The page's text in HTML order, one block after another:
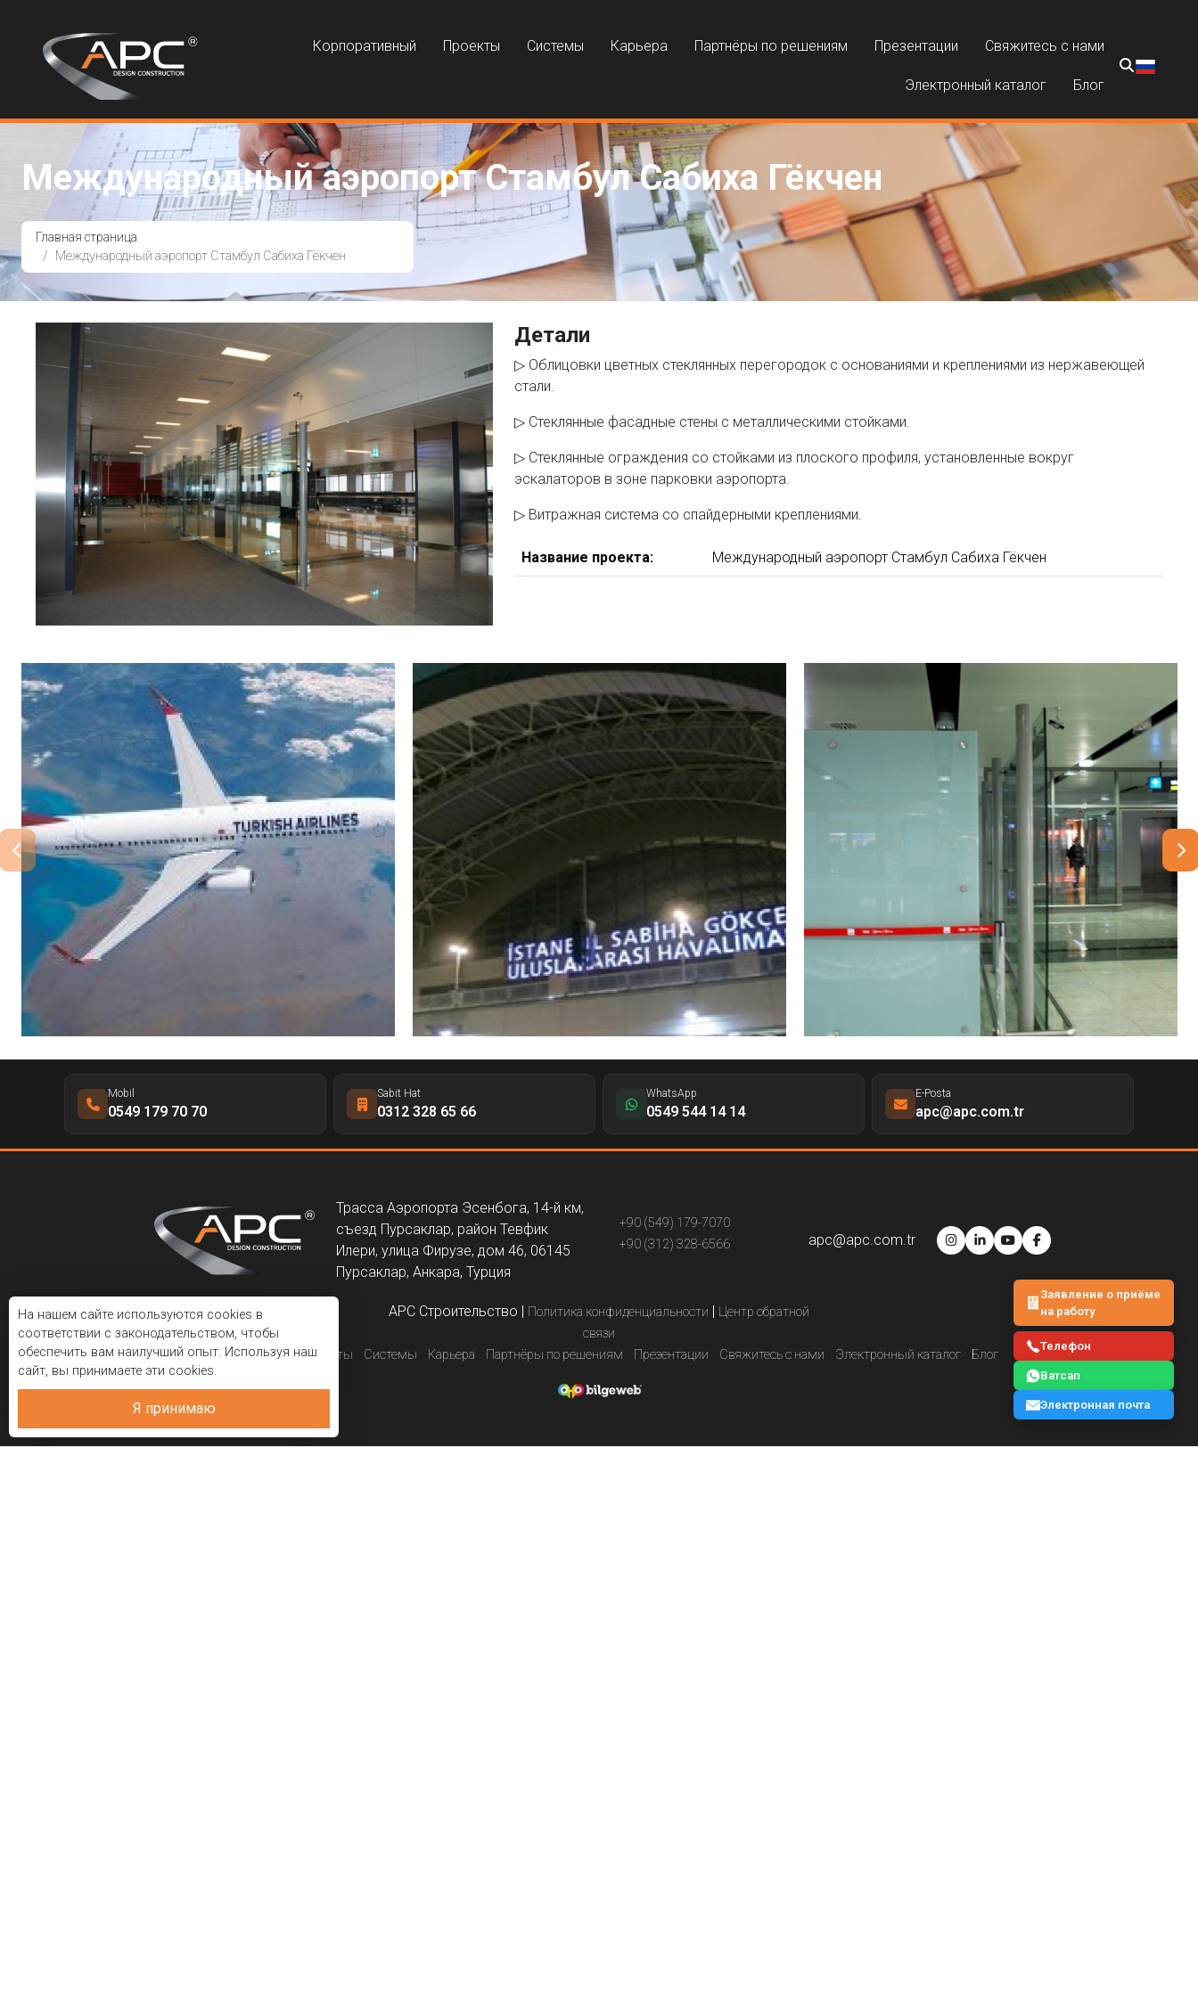
Корпоративный Проекты Системы Карьера Партнёры по решениям Презентации Свяжитесь с нами
Электронный каталог Блог
Международный аэропорт Стамбул Сабиха Гёкчен
Главная страница
Международный аэропорт Стамбул Сабиха Гёкчен
Детали
▷ Облицовки цветных стеклянных перегородок с основаниями и креплениями из нержавеющей
стали.
▷ Стеклянные фасадные стены с металлическими стойками.
▷ Стеклянные ограждения со стойками из плоского профиля, установленные вокруг
эскалаторов в зоне парковки аэропорта.
▷ Витражная система со спайдерными креплениями.
Название проекта: Международный аэропорт Стамбул Сабиха Гёкчен
На нашем сайте используются cookies в
соответствии с законодательством, чтобы
обеспечить вам наилучший опыт. Используя наш
сайт, вы принимаете эти cookies.
Я принимаю
Mobil
0549 179 70 70
Sabit Hat
0312 328 65 66
WhatsApp
0549 544 14 14
E-Posta
apc@apc.com.tr
Трасса Аэропорта Эсенбога, 14-й км,
съезд Пурсаклар, район Тевфик
Илери, улица Фирузе, дом 46, 06145
Пурсаклар, Анкара, Турция
+90 (549) 179-7070
+90 (312) 328-6566
apc@apc.com.tr
APC Строительство Политика конфиденциальности
Центр обратной
связи
Корпоративный
Проекты Системы Карьера Партнёры по решениям Презентации Свяжитесь с нами Электронный каталог Блог
Заявление о приёме
на работу
Телефон
Ватсап
Электронная почта